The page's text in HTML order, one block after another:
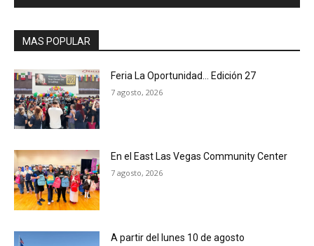
MAS POPULAR
Feria La Oportunidad… Edición 27
7 agosto, 2026
En el East Las Vegas Community Center
7 agosto, 2026
A partir del lunes 10 de agosto